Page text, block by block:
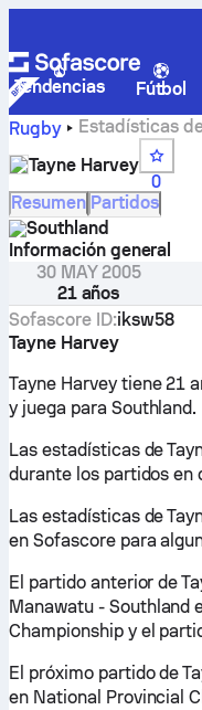
Tendencias Fútbol
Rugby
Estadísticas
Tayne Harvey
0
Resumen Partidos
Southland
Información general
30 MAY 2005
21 años
Sofascore ID:iksw58
Tayne Harvey
Tayne Harvey tiene 21
y juega para Southland.
Las estadísticas de
durante los partidos en
Las estadísticas de
en Sofascore para
El partido anterior de
Manawatu - Southland
Championship y el
El próximo partido de
en National Provincial